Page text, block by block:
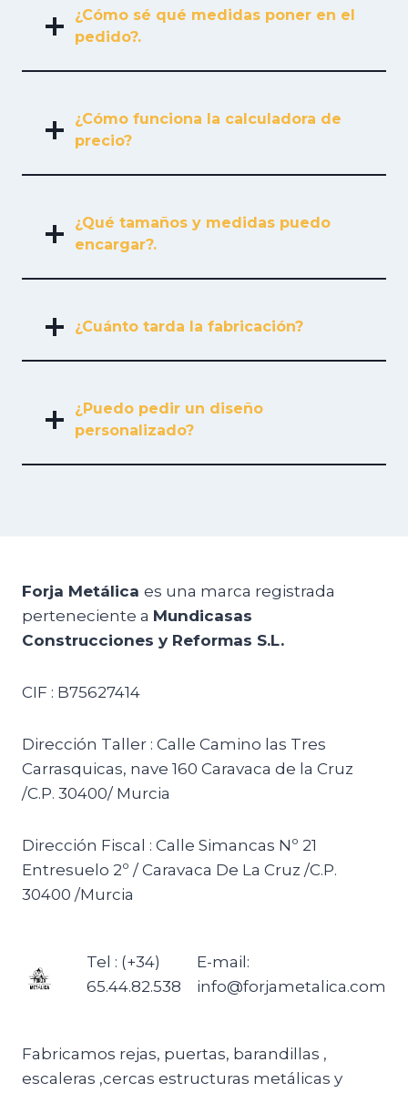
¿Cómo sé qué medidas poner en el
pedido?.
¿Cómo funciona la calculadora de
precio?
¿Qué tamaños y medidas puedo
encargar?.
¿Cuánto tarda la fabricación?
¿Puedo pedir un diseño
personalizado?
Forja Metálica es una marca registrada
perteneciente a Mundicasas
Construcciones y Reformas S.L.
CIF : B75627414
Dirección Taller : Calle Camino las Tres
Carrasquicas, nave 160 Caravaca de la Cruz
/C.P. 30400/ Murcia
Dirección Fiscal : Calle Simancas Nº 21
Entresuelo 2º / Caravaca De La Cruz /C.P.
30400 /Murcia
Tel : (+34)
65.44.82.538
E-mail:
info@forjametalica.com
Fabricamos rejas, puertas, barandillas ,
escaleras ,cercas estructuras metálicas y